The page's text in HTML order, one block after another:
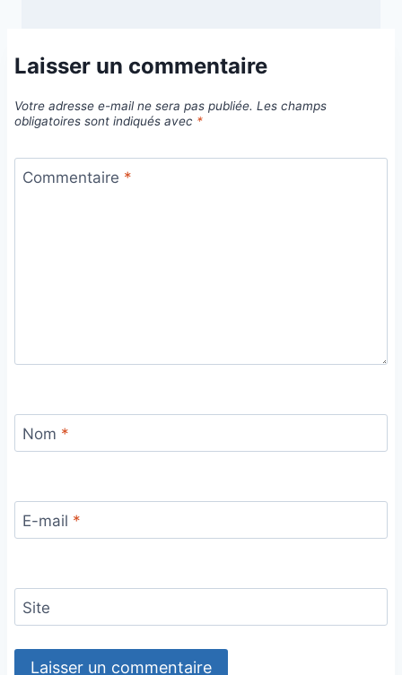
Laisser un commentaire
Votre adresse e-mail ne sera pas publiée. Les champs
obligatoires sont indiqués avec *
Commentaire *
Nom *
E-mail *
Site